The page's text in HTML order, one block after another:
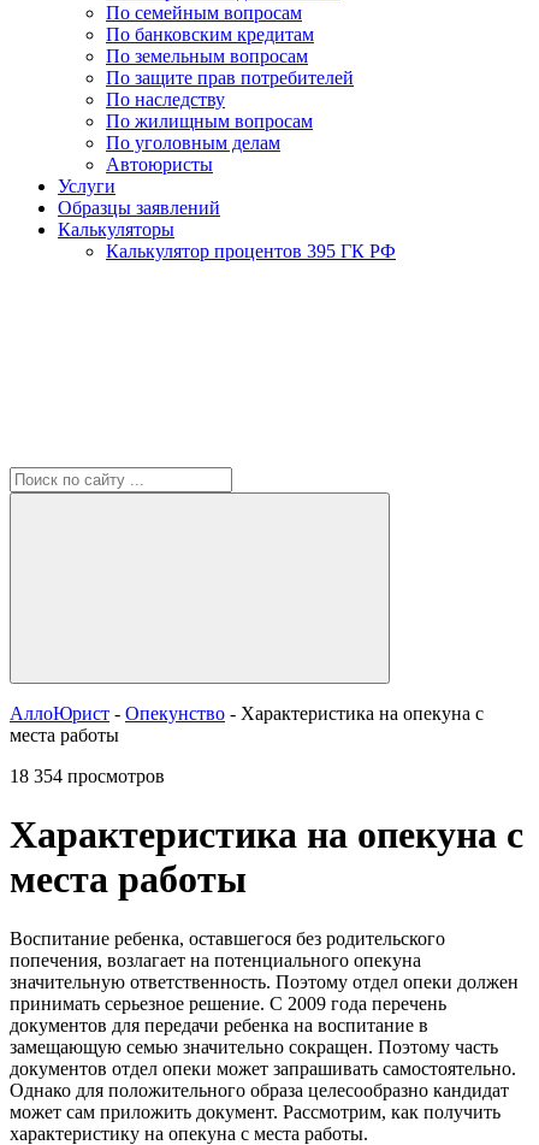
По семейным вопросам
По банковским кредитам
По земельным вопросам
По защите прав потребителей
По наследству
По жилищным вопросам
По уголовным делам
Автоюристы
Услуги
Образцы заявлений
Калькуляторы
Калькулятор процентов 395 ГК РФ
АллоЮрист - Опекунство - Характеристика на опекуна с
места работы
18 354 просмотров
Характеристика на опекуна с
места работы
Воспитание ребенка, оставшегося без родительского
попечения, возлагает на потенциального опекуна
значительную ответственность. Поэтому отдел опеки должен
принимать серьезное решение. С 2009 года перечень
документов для передачи ребенка на воспитание в
замещающую семью значительно сокращен. Поэтому часть
документов отдел опеки может запрашивать самостоятельно.
Однако для положительного образа целесообразно кандидат
может сам приложить документ. Рассмотрим, как получить
характеристику на опекуна с места работы.